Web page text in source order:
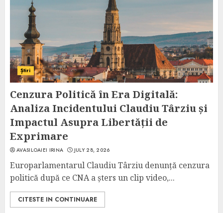
Știri
Cenzura Politică în Era Digitală:
Analiza Incidentului Claudiu Târziu și
Impactul Asupra Libertății de
Exprimare
AVASILOAIEI IRINA JULY 28, 2026
Europarlamentarul Claudiu Târziu denunță cenzura
politică după ce CNA a șters un clip video,...
CITESTE IN CONTINUARE